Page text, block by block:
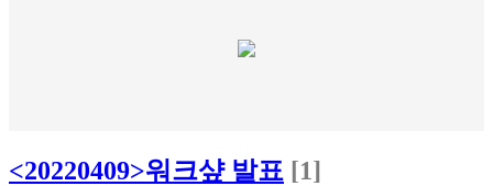
<20220409>워크샾 발표 [1]